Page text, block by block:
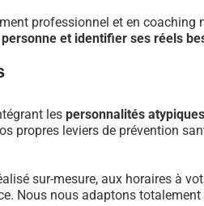
professionnel et en
personne et identifier ses réels
les personnalités atypiques
propres leviers de prévention
sur-mesure, aux horaires à
Nous nous adaptons